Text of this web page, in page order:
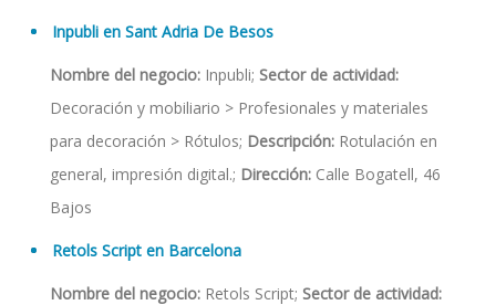
Inpubli en Sant Adria De Besos
Nombre del negocio: Inpubli; Sector de actividad:
Decoración y mobiliario > Profesionales y materiales
para decoración > Rótulos; Descripción: Rotulación en
general, impresión digital.; Dirección: Calle Bogatell, 46
Bajos
Retols Script en Barcelona
Nombre del negocio: Retols Script; Sector de actividad: